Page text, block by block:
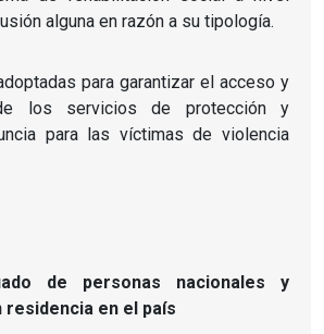
alguna en razón a su tipología.
para garantizar el acceso y
los servicios de protección y
para las víctimas de violencia
de personas nacionales y
en el país